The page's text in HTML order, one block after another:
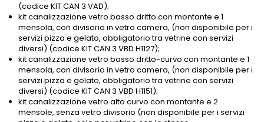
(codice KIT CAN 3 VAD);
kit canalizzazione vetro basso dritto con montante e 1
mensola, con divisorio in vetro camera, (non disponibile per i
servizi pizza e gelato, obbligatorio tra vetrine con servizi
diversi) (codice KIT CAN 3 VBD H1127);
kit canalizzazione vetro basso dritto-curvo con montante e 1
mensola, con divisorio in vetro camera, (non disponibile per i
servizi pizza e gelato, obbligatorio tra vetrine con servizi
diversi) (codice KIT CAN 3 VBD H1151);
kit canalizzazione vetro alto curvo con montante e 2
mensole, senza vetro divisorio (non disponibile per i servizi